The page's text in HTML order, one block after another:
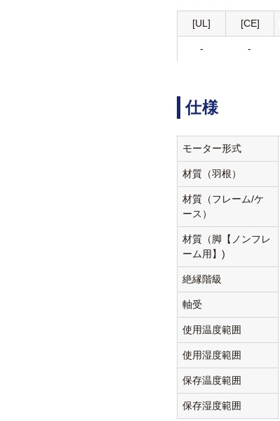
[UL] [CE]
- -
仕様
モーター形式
材質（羽根）
材質（フレーム/ケ
ース）
材質（脚【ノンフレ
ーム用】)
絶縁階級
軸受
使用温度範囲
使用湿度範囲
保存温度範囲
保存湿度範囲